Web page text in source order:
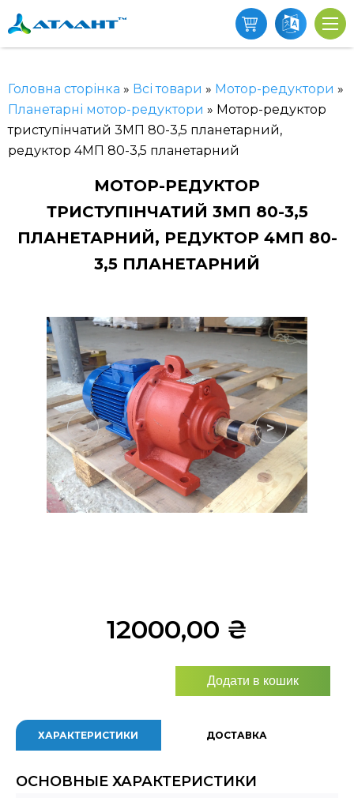
Головна сторінка » Всі товари » Мотор-редуктори »
Планетарні мотор-редуктори » Мотор-редуктор
триступінчатий 3МП 80-3,5 планетарний,
редуктор 4МП 80-3,5 планетарний
МОТОР-РЕДУКТОР
ТРИСТУПІНЧАТИЙ 3МП 80-3,5
ПЛАНЕТАРНИЙ, РЕДУКТОР 4МП 80-
3,5 ПЛАНЕТАРНИЙ
< >
12000,00 ₴
Додати в кошик
ХАРАКТЕРИСТИКИ ДОСТАВКА
ОСНОВНЫЕ ХАРАКТЕРИСТИКИ